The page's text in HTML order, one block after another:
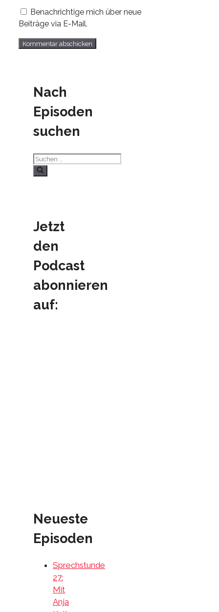
Benachrichtige mich über neue
Beiträge via E-Mail.
Nach
Episoden
suchen
Suchen
nach:
Jetzt
den
Podcast
abonnieren
auf:
Neueste
Episoden
Sprechstunde
27:
Mit
Anja